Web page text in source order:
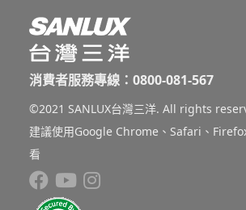
消費者服務專線：0800-081-567
©2021 SANLUX台灣三洋. All rights
建議使用Google Chrome、Safari、
看